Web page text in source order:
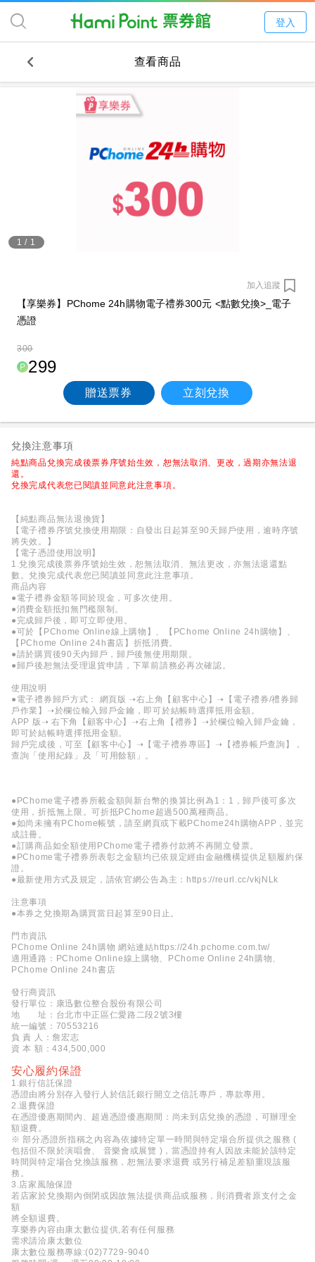
登入
查看商品
1 / 1
加入追蹤
【享樂券】PChome 24h購物電子禮券300元 <點數兌換>_電子
憑證
300
299
贈送票券 立刻兌換
兌換注意事項
純點商品兌換完成後票券序號始生效，恕無法取消、更改，過期亦無法退
還。
兌換完成代表您已閱讀並同意此注意事項。
【純點商品無法退換貨】
【電子禮券序號兌換使用期限：自發出日起算至90天歸戶使用，逾時序號
將失效。】
【電子憑證使用說明】
1.兌換完成後票券序號始生效，恕無法取消、無法更改，亦無法退還點
數。兌換完成代表您已閱讀並同意此注意事項。
商品內容
●電子禮券金額等同於現金，可多次使用。
●消費金額抵扣無門檻限制。
●完成歸戶後，即可立即使用。
●可於【PChome Online線上購物】、【PChome Online 24h購物】、
【PChome Online 24h書店】折抵消費。
●請於購買後90天內歸戶，歸戶後無使用期限。
●歸戶後恕無法受理退貨申請，下單前請務必再次確認。
使用說明
●電子禮券歸戶方式： 網頁版 ➝右上角【顧客中心】➝【電子禮券/禮券歸
戶作業】➝於欄位輸入歸戶金鑰，即可於結帳時選擇抵用金額。
APP 版➝ 右下角【顧客中心】➝右上角【禮券】➝於欄位輸入歸戶金鑰，
即可於結帳時選擇抵用金額。
歸戶完成後，可至【顧客中心】➝【電子禮券專區】➝【禮券帳戶查詢】，
查詢「使用紀錄」及「可用餘額」。
●PChome電子禮券所載金額與新台幣的換算比例為1：1，歸戶後可多次
使用，折抵無上限。可折抵PChome超過500萬種商品。
●如尚未擁有PChome帳號，請至網頁或下載PChome24h購物APP，並完
成註冊。
●訂購商品如全額使用PChome電子禮券付款將不再開立發票。
●PChome電子禮券所表彰之金額均已依規定經由金融機構提供足額履約保
證。
●最新使用方式及規定，請依官網公告為主： https://reurl.cc/vkjNLk
注意事項
●本券之兌換期為購買當日起算至90日止。
門市資訊
PChome Online 24h購物 網站連結 https://24h.pchome.com.tw/
適用通路：PChome Online線上購物、PChome Online 24h購物、
PChome Online 24h書店
發行商資訊
發行單位：康迅數位整合股份有限公司
地 址：台北市中正區仁愛路二段2號3樓
統一編號：70553216
負 責 人：詹宏志
資 本 額：434,500,000
安心履約保證
1.銀行信託保證
憑證由將分別存入發行人於信託銀行開立之信託專戶，專款專用。
2.退費保證
在憑證優惠期間內、超過憑證優惠期間：尚未到店兌換的憑證，可辦理全
額退費。
※ 部分憑證所指稱之內容為依據特定單一時間與特定場合所提供之服務 (
包括但不限於演唱會、 音樂會或展覽 )，當憑證持有人因故未能於該特定
時間與特定場合兌換該服務，恕無法要求退費 或另行補足差額重現該服
務。
3.店家風險保證
若店家於兌換期內倒閉或因故無法提供商品或服務，則消費者原支付之金
額
將全額退費。
享樂券內容由康太數位提供,若有任何服務
需求請洽康太數位
康太數位服務專線:(02)7729-9040